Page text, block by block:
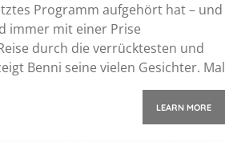
Programm aufgehört hat – und
immer mit einer Prise
durch die verrücktesten und
Benni seine vielen Gesichter. Mal
LEARN MORE